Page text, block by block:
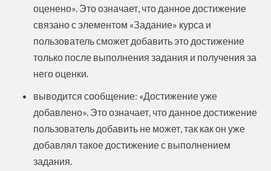
оценено». Это означает, что данное достижение
связано с элементом «Задание» курса и
пользователь сможет добавить это достижение
только после выполнения задания и получения за
него оценки.
выводится сообщение: «Достижение уже
добавлено». Это означает, что данное достижение
пользователь добавить не может, так как он уже
добавлял такое достижение с выполнением
задания.